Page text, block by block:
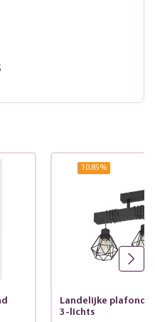
10.85%
Landelijke
3-lichts